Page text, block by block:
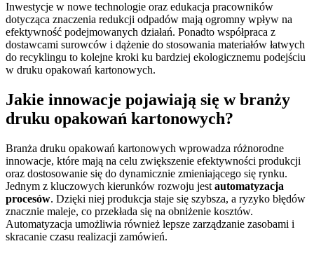
Inwestycje w nowe technologie oraz edukacja pracowników
dotycząca znaczenia redukcji odpadów mają ogromny wpływ na
efektywność podejmowanych działań. Ponadto współpraca z
dostawcami surowców i dążenie do stosowania materiałów łatwych
do recyklingu to kolejne kroki ku bardziej ekologicznemu podejściu
w druku opakowań kartonowych.
Jakie innowacje pojawiają się w branży
druku opakowań kartonowych?
Branża druku opakowań kartonowych wprowadza różnorodne
innowacje, które mają na celu zwiększenie efektywności produkcji
oraz dostosowanie się do dynamicznie zmieniającego się rynku.
Jednym z kluczowych kierunków rozwoju jest automatyzacja
procesów. Dzięki niej produkcja staje się szybsza, a ryzyko błędów
znacznie maleje, co przekłada się na obniżenie kosztów.
Automatyzacja umożliwia również lepsze zarządzanie zasobami i
skracanie czasu realizacji zamówień.